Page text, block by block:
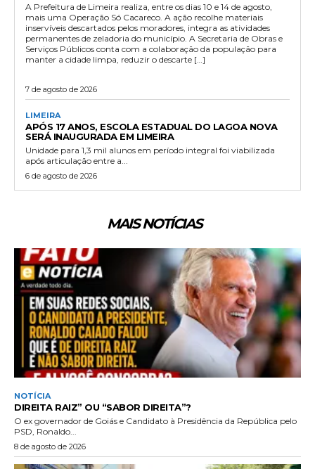
A Prefeitura de Limeira realiza, entre os dias 10 e 14 de agosto,
mais uma Operação Só Cacareco. A ação recolhe materiais
inservíveis descartados pelos moradores, integra as atividades
permanentes de zeladoria do município. A Secretaria de Obras e
Serviços Públicos conta com a colaboração da população para
manter a cidade limpa, reduzir o descarte […]
7 de agosto de 2026
LIMEIRA
APÓS 17 ANOS, ESCOLA ESTADUAL DO LAGOA NOVA
SERÁ INAUGURADA EM LIMEIRA
Unidade para 1,3 mil alunos em período integral foi viabilizada
após articulação entre a...
6 de agosto de 2026
MAIS NOTÍCIAS
NOTÍCIA
DIREITA RAIZ” OU “SABOR DIREITA”?
O ex governador de Goiás e Candidato à Presidência da República pelo
PSD, Ronaldo...
8 de agosto de 2026